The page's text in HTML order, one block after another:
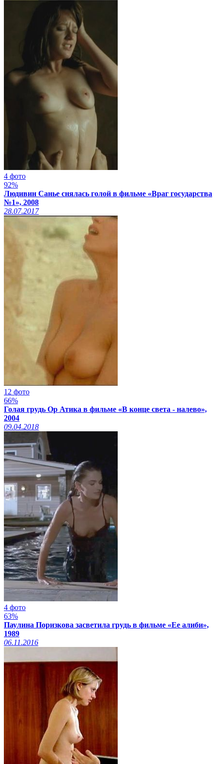
4 фото
92%
Людивин Санье снялась голой в фильме «Враг государства
№1», 2008
28.07.2017
12 фото
66%
Голая грудь Ор Атика в фильме «В конце света - налево»,
2004
09.04.2018
4 фото
63%
Паулина Поризкова засветила грудь в фильме «Ее алиби»,
1989
06.11.2016